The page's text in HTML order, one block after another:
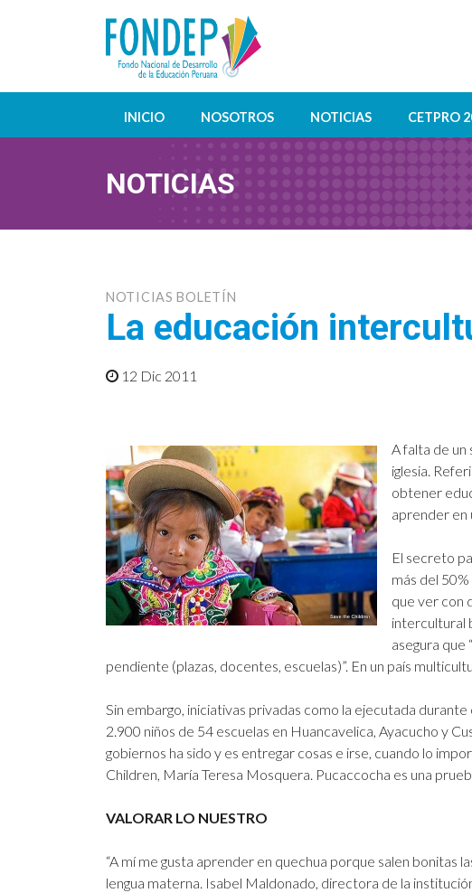
INICIO NOSOTROS NOTICIAS CETPRO
NOTICIAS
NOTICIAS BOLETÍN
La educación
12 Dic 2011
A falta de un
iglesia.
obtener
aprender en
El secreto
más del
que ver con
intercultural
asegura
pendiente (plazas, docentes, escuelas)”. En un país
Sin embargo, iniciativas privadas como la ejecutada
2.900 niños de 54 escuelas en Huancavelica, Ayacucho y
gobiernos ha sido y es entregar cosas e irse, cuando lo
Children, María Teresa Mosquera. Pucaccocha es una
VALORAR LO NUESTRO
“A mí me gusta aprender en quechua porque salen bonitas
lengua materna. Isabel Maldonado, directora de la